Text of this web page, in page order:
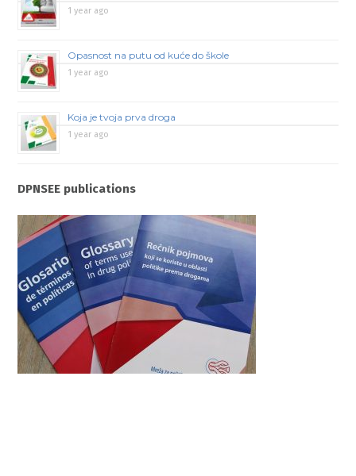
1 year ago
Opasnost na putu od kuće do škole
1 year ago
Koja je tvoja prva droga
1 year ago
DPNSEE publications